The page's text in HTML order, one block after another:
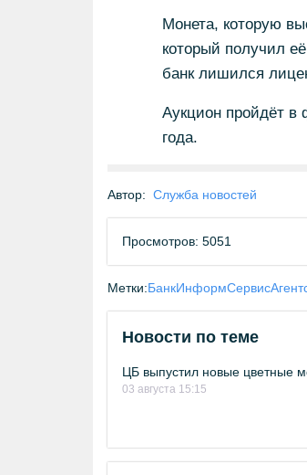
Монета, которую
который получил
банк лишился
Аукцион пройдёт в
года.
Автор: Служба новостей
Просмотров: 5051
Метки:БанкИнформСервис
Новости по теме
ЦБ выпустил новые цветные
03 августа 15:15